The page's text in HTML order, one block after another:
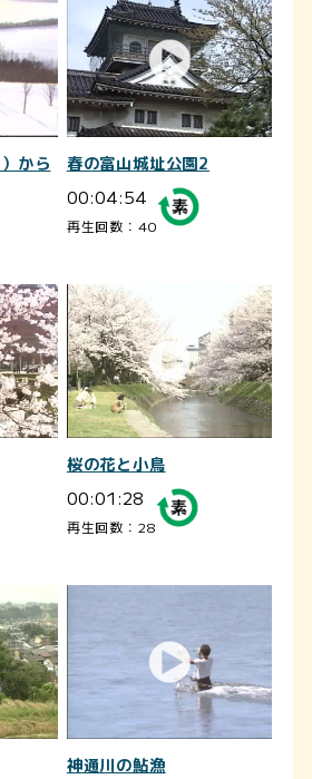
から 春の富山城址公園2
00:04:54
再生回数：40
桜の花と小鳥
00:01:28
再生回数：28
神通川の鮎漁